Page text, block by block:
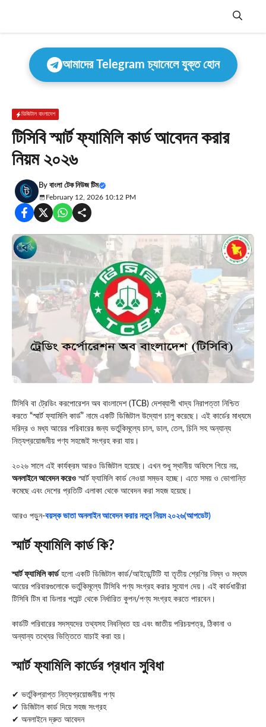
Menu
আমাদের Telegram চ্যানেলে যুক্ত হোন
ডিজিটাল বাংলাদেশ
টিসিবি স্মার্ট ফ্যামিলি কার্ড আবেদন করার
নিয়ম ২০২৬
By বাংলা টেক নিউজ টিম
February 12, 2026 10:12 PM
টিসিবি বা ট্রেডিং করপোরেশন অব বাংলাদেশ (TCB) দেশব্যাপী খাদ্য নিরাপত্তা নিশ্চিত
করতে “স্মার্ট ফ্যামিলি কার্ড” নামে একটি ডিজিটাল উদ্যোগ চালু করেছে। এই কার্ডের মাধ্যমে
দরিদ্র ও মধ্য আয়ের পরিবারের জন্য ভর্তুকিমূল্যে চাল, ডাল, তেল, চিনি সহ অন্যান্য
নিত্যপ্রয়োজনীয় পণ্য সহজেই সংগ্রহ করা যায়।
২০২৬ সালে এই কার্যক্রম আরও ডিজিটাল হয়েছে। এখন শুধু স্থানীয় অফিসে গিয়ে নয়,
অনলাইনে আবেদন করেও স্মার্ট ফ্যামিলি কার্ড নেওয়া সম্ভব হচ্ছে। এতে সময় ও ভোগান্তি
কমেছে এবং দেশের প্রতিটি এলাকা থেকে আবেদন করা সহজ হয়েছে।
আরও পড়ুন-বয়স্ক ভাতা অনলাইন আবেদন করার নতুন নিয়ম ২০২৬(আপডেট)
স্মার্ট ফ্যামিলি কার্ড কি?
স্মার্ট ফ্যামিলি কার্ডহলো একটি ডিজিটাল কার্ড/আইডেন্টিটি যা তৃতীয় শ্রেণির নিম্ন ও মধ্যম
আয়ের পরিবারগুলোকে ভর্তুকিমূল্যে টিসিবি পণ্য সংগ্রহ করার সুযোগ দেয়। এই কার্ডধারীরা
টিসিবি টিম বা ডিলার পয়েন্ট থেকে নির্ধারিত কুপন/পণ্য সংগ্রহ করতে পারবেন।
কার্ডটি পরিবারের সদস্যদের তথ্যসহ নিবন্ধিত হয় এবং জাতীয় পরিচয়পত্র, ঠিকানা ও
অন্যান্য তথ্যের ভিত্তিতে যাচাই করা হয়।
স্মার্ট ফ্যামিলি কার্ডের প্রধান সুবিধা
✔ ভর্তুকিপ্রাপ্ত নিত্যপ্রয়োজনীয় পণ্য
✔ ডিজিটাল কার্ড দিয়ে সহজ সংগ্রহ
✔ অনলাইনে দ্রুত আবেদন